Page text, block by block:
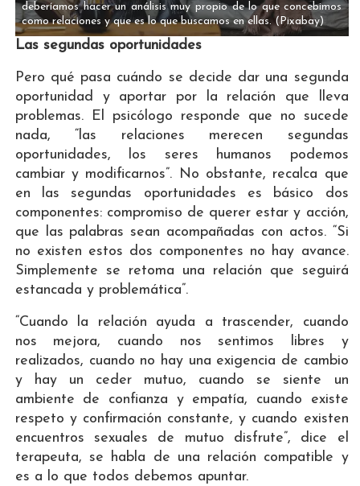
deberíamos hacer un análisis muy propio de lo que concebimos
como relaciones y que es lo que buscamos en ellas. (Pixabay)
Las segundas oportunidades
Pero qué pasa cuándo se decide dar una segunda
oportunidad y aportar por la relación que lleva
problemas. El psicólogo responde que no sucede
nada, “las relaciones merecen segundas
oportunidades, los seres humanos podemos
cambiar y modificarnos”. No obstante, recalca que
en las segundas oportunidades es básico dos
componentes: compromiso de querer estar y acción,
que las palabras sean acompañadas con actos. “Si
no existen estos dos componentes no hay avance.
Simplemente se retoma una relación que seguirá
estancada y problemática”.
“Cuando la relación ayuda a trascender, cuando
nos mejora, cuando nos sentimos libres y
realizados, cuando no hay una exigencia de cambio
y hay un ceder mutuo, cuando se siente un
ambiente de confianza y empatía, cuando existe
respeto y confirmación constante, y cuando existen
encuentros sexuales de mutuo disfrute”, dice el
terapeuta, se habla de una relación compatible y
es a lo que todos debemos apuntar.